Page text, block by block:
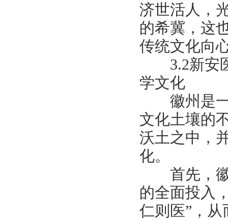
济世活人，
的希冀，这
传统文化向
3.2新安医
学文化
徽州是一
文化土壤的
沃土之中，
化。
首先，徽
的全面投入
仁则医”，